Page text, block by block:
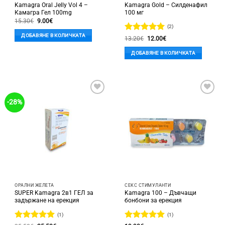
Kamagra Oral Jelly Vol 4 –
Камагра Гел 100mg
15.30€ Original
was:
15.30€.
9.00€Текущата
е:
9.00€.
ДОБАВЯНЕ В КОЛИЧКАТА
Kamagra Gold – Силденафил
100 мг
Оценено с
5от 5
(2)
13.20€ Original
was:
13.20€.
12.00€Текущата
е:
12.00€.
ДОБАВЯНЕ В КОЛИЧКАТА
-28%
ОРАЛНИ ЖЕЛЕТА
SUPER Kamagra 2в1 ГЕЛ за
задържане на ерекция
(1)
СЕКС СТИМУЛАНТИ
Kamagra 100 – Дъвчащи
бонбони за ерекция
(1)